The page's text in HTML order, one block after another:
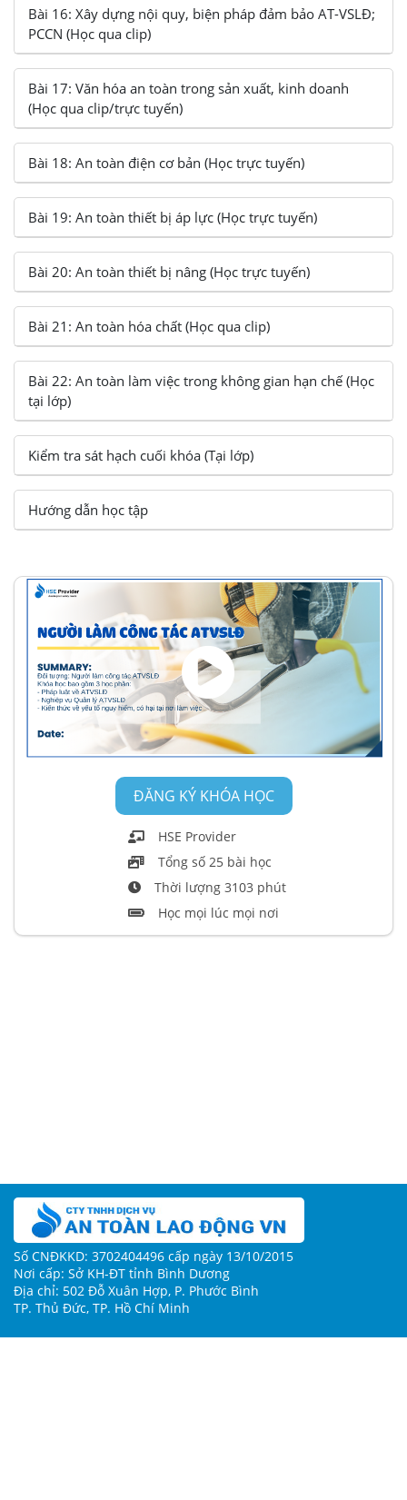
Bài 16: Xây dựng nội quy, biện pháp đảm bảo AT-VSLĐ;
PCCN (Học qua clip)
Bài 17: Văn hóa an toàn trong sản xuất, kinh doanh
(Học qua clip/trực tuyến)
Bài 18: An toàn điện cơ bản (Học trực tuyến)
Bài 19: An toàn thiết bị áp lực (Học trực tuyến)
Bài 20: An toàn thiết bị nâng (Học trực tuyến)
Bài 21: An toàn hóa chất (Học qua clip)
Bài 22: An toàn làm việc trong không gian hạn chế (Học
tại lớp)
Kiểm tra sát hạch cuối khóa (Tại lớp)
Hướng dẫn học tập
ĐĂNG KÝ KHÓA HỌC
HSE Provider
Tổng số 25 bài học
Thời lượng 3103 phút
Học mọi lúc mọi nơi
Số CNĐKKD: 3702404496 cấp ngày 13/10/2015
Nơi cấp: Sở KH-ĐT tỉnh Bình Dương
Địa chỉ: 502 Đỗ Xuân Hợp, P. Phước Bình
TP. Thủ Đức, TP. Hồ Chí Minh